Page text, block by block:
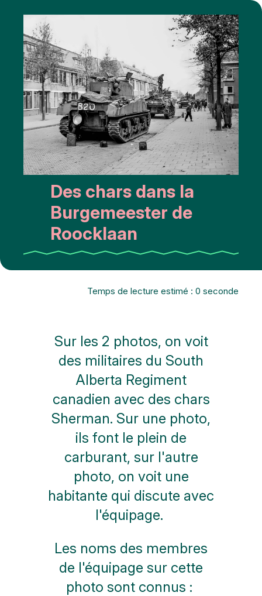
Des chars dans la
Burgemeester de
Roocklaan
Temps de lecture estimé : 0 seconde
Sur les 2 photos, on voit
des militaires du South
Alberta Regiment
canadien avec des chars
Sherman. Sur une photo,
ils font le plein de
carburant, sur l'autre
photo, on voit une
habitante qui discute avec
l'équipage.
Les noms des membres
de l'équipage sur cette
photo sont connus :